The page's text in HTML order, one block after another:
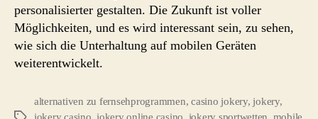
personalisierter gestalten. Die Zukunft ist voller
Möglichkeiten, und es wird interessant sein, zu sehen,
wie sich die Unterhaltung auf mobilen Geräten
weiterentwickelt.
alternativen zu fernsehprogrammen,casino jokery, jokery,